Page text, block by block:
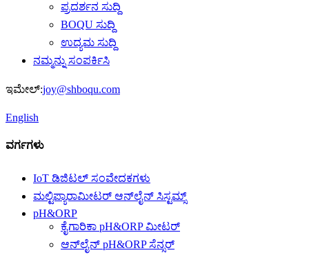
ಪ್ರದರ್ಶನ ಸುದ್ದಿ
BOQU ಸುದ್ದಿ
ಉದ್ಯಮ ಸುದ್ದಿ
ನಮ್ಮನ್ನು ಸಂಪರ್ಕಿಸಿ
ಇಮೇಲ್:joy@shboqu.com
English
ವರ್ಗಗಳು
IoT ಡಿಜಿಟಲ್ ಸಂವೇದಕಗಳು
ಮಲ್ಟಿಪ್ಯಾರಾಮೀಟರ್ ಆನ್‌ಲೈನ್ ಸಿಸ್ಟಮ್ಸ್
pH&ORP
ಕೈಗಾರಿಕಾ pH&ORP ಮೀಟರ್
ಆನ್‌ಲೈನ್ pH&ORP ಸೆನ್ಸರ್